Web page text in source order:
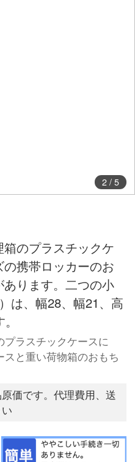
2/ 5
のプラスチックケ
携帯ロッカーのお
ります。二つの小
は、幅28、幅21、高
ラスチックケースに
と重い荷物箱のおもち
価です。代理費用、送